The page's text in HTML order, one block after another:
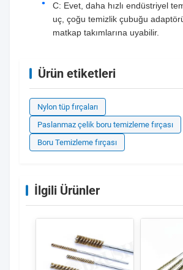
C: Evet, daha hızlı endüstriyel
uç, çoğu temizlik çubuğu
matkap takımlarına uyabilir.
Ürün etiketleri
Nylon tüp fırçaları
Paslanmaz çelik boru temizleme fırçası
Boru Temizleme fırçası
İlgili Ürünler